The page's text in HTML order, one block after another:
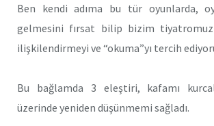
Ben kendi adıma bu tür oyunlarda,
gelmesini fırsat bilip bizim
ilişkilendirmeyi ve “okuma”yı tercih
Bu bağlamda 3 eleştiri, kafamı
üzerinde yeniden düşünmemi sağladı.